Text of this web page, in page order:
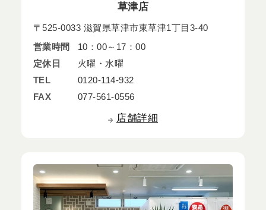
草津店
〒525-0033 滋賀県草津市東草津1丁目3-40
営業時間
10：00～17：00
定休日
火曜・水曜
TEL
0120-114-932
FAX
077-561-0556
店舗詳細